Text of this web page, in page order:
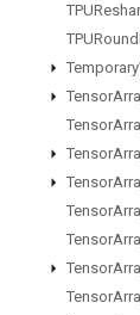
TPURound
Temporary
Tensor
Tensor
Tensor
Tensor
Tensor
Tensor
Tensor
Tensor